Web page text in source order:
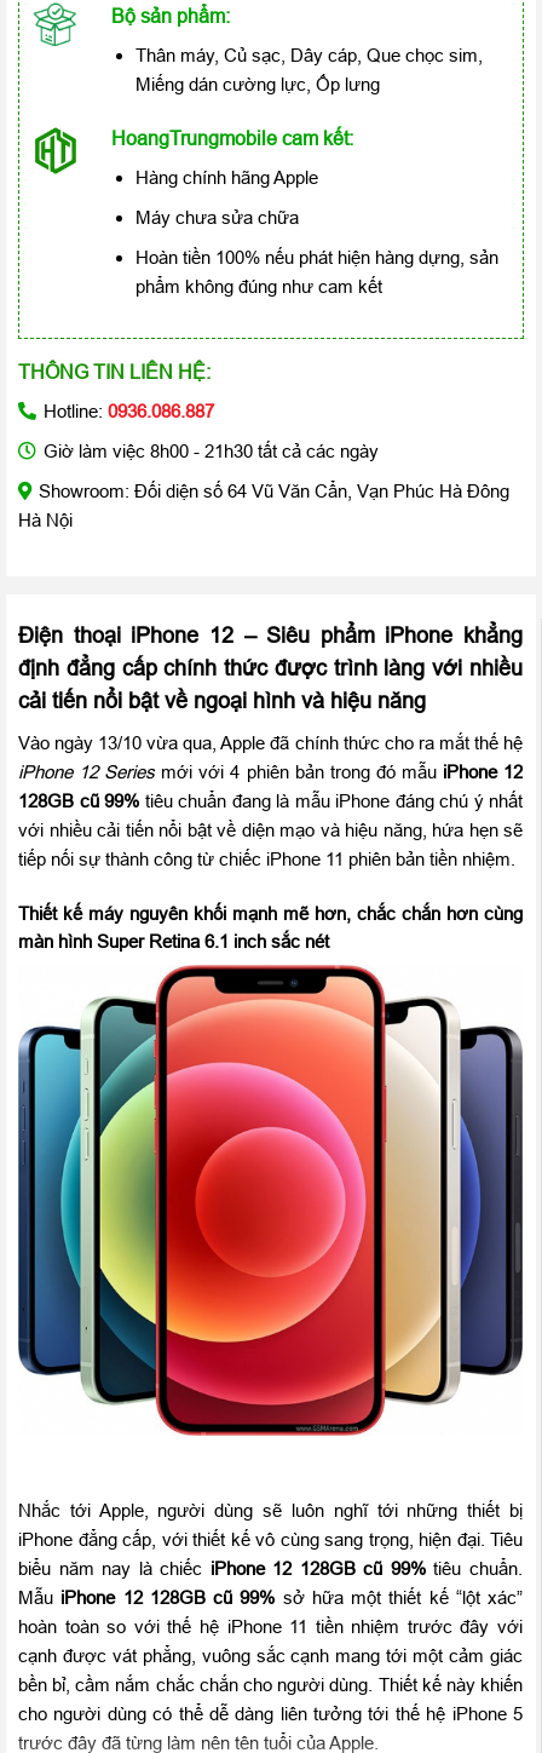
Bộ sản phẩm:
Thân máy, Củ sạc, Dây cáp, Que chọc sim,
Miếng dán cường lực, Ốp lưng
HoangTrungmobile cam kết:
Hàng chính hãng Apple
Máy chưa sửa chữa
Hoàn tiền 100% nếu phát hiện hàng dựng, sản
phẩm không đúng như cam kết
THÔNG TIN LIÊN HỆ:
Hotline: 0936.086.887
Giờ làm việc 8h00 - 21h30 tất cả các ngày
Showroom: Đối diện số 64 Vũ Văn Cẩn, Vạn Phúc Hà Đông
Hà Nội
Điện thoại iPhone 12– Siêu phẩm iPhone khẳng
định đẳng cấp chính thức được trình làng với nhiều
cải tiến nổi bật về ngoại hình và hiệu năng
Vào ngày 13/10 vừa qua, Apple đã chính thức cho ra mắt thế hệ
iPhone 12 Seriesmới với 4 phiên bản trong đó mẫu iPhone 12
128GB cũ 99% tiêu chuẩn đang là mẫu iPhone đáng chú ý nhất
với nhiều cải tiến nổi bật về diện mạo và hiệu năng, hứa hẹn sẽ
tiếp nối sự thành công từ chiếc iPhone 11 phiên bản tiền nhiệm.
Thiết kế máy nguyên khối mạnh mẽ hơn, chắc chắn hơn cùng
màn hình Super Retina 6.1 inch sắc nét
Nhắc tới Apple, người dùng sẽ luôn nghĩ tới những thiết bị
iPhone đẳng cấp, với thiết kế vô cùng sang trọng, hiện đại. Tiêu
biểu năm nay là chiếc iPhone 12 128GB cũ 99%tiêu chuẩn.
Mẫu iPhone 12 128GB cũ 99% sở hữa một thiết kế “lột xác”
hoàn toàn so với thế hệ iPhone 11 tiền nhiệm trước đây với
cạnh được vát phẳng, vuông sắc cạnh mang tới một cảm giác
bền bỉ, cầm nắm chắc chắn cho người dùng. Thiết kế này khiến
cho người dùng có thể dễ dàng liên tưởng tới thế hệ iPhone 5
trước đây đã từng làm nên tên tuổi của Apple.